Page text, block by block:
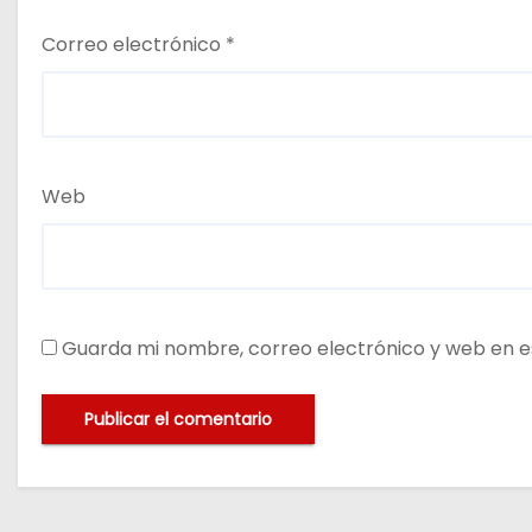
Correo electrónico *
Web
Guarda mi nombre, correo electrónico y web en